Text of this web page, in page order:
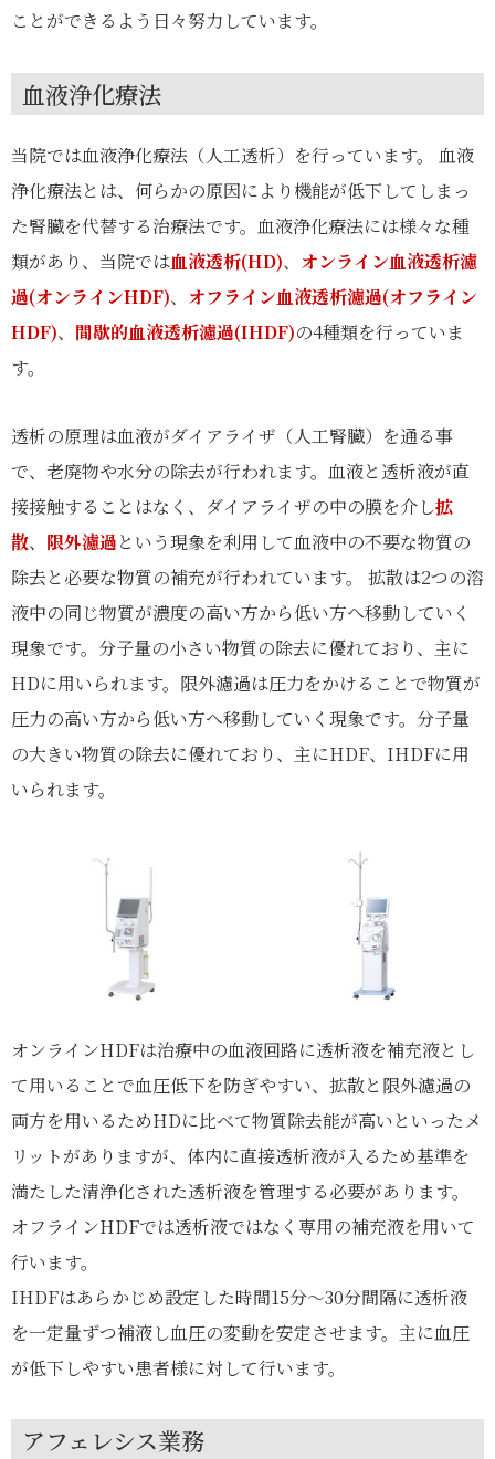
ことができるよう日々努力しています。
血液浄化療法
当院では血液浄化療法（人工透析）を行っています。 血液
浄化療法とは、何らかの原因により機能が低下してしまっ
た腎臓を代替する治療法です。血液浄化療法には様々な種
類があり、当院では血液透析(HD)、 オンライン血液透析濾
過(オンラインHDF)、 オフライン血液透析濾過(オフライン
HDF)、 間歇的血液透析濾過(IHDF)の4種類を行っていま
す。
透析の原理は血液がダイアライザ（人工腎臓）を通る事
で、老廃物や水分の除去が行われます。血液と透析液が直
接接触することはなく、ダイアライザの中の膜を介し拡
散、 限外濾過という現象を利用して血液中の不要な物質の
除去と必要な物質の補充が行われています。 拡散は2つの溶
液中の同じ物質が濃度の高い方から低い方へ移動していく
現象です。分子量の小さい物質の除去に優れており、主に
HDに用いられます。限外濾過は圧力をかけることで物質が
圧力の高い方から低い方へ移動していく現象です。分子量
の大きい物質の除去に優れており、主にHDF、IHDFに用
いられます。
オンラインHDFは治療中の血液回路に透析液を補充液とし
て用いることで血圧低下を防ぎやすい、拡散と限外濾過の
両方を用いるためHDに比べて物質除去能が高いといったメ
リットがありますが、体内に直接透析液が入るため基準を
満たした清浄化された透析液を管理する必要があります。
オフラインHDFでは透析液ではなく専用の補充液を用いて
行います。
IHDFはあらかじめ設定した時間15分～30分間隔に透析液
を一定量ずつ補液し血圧の変動を安定させます。主に血圧
が低下しやすい患者様に対して行います。
アフェレシス業務